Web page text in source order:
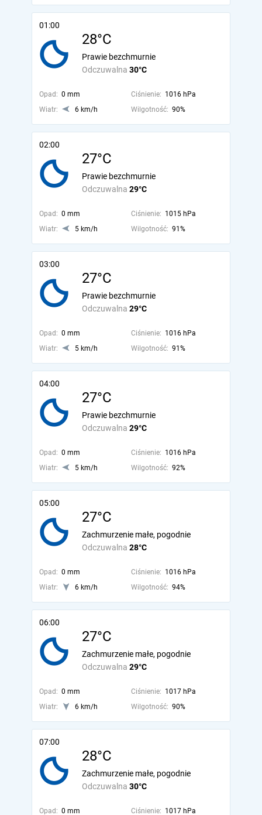
01:00
28°C
Odczuwalna 30°C
Prawie bezchmurnie
Opad: 0 mm Ciśnienie: 1016 hPa
Wiatr:
6 km/h Wilgotność: 90%
02:00
27°C
Odczuwalna 29°C
Prawie bezchmurnie
Opad: 0 mm Ciśnienie: 1015 hPa
Wiatr:
5 km/h Wilgotność: 91%
03:00
27°C
Odczuwalna 29°C
Prawie bezchmurnie
Opad: 0 mm Ciśnienie: 1016 hPa
Wiatr:
5 km/h Wilgotność: 91%
04:00
27°C
Odczuwalna 29°C
Prawie bezchmurnie
Opad: 0 mm Ciśnienie: 1016 hPa
Wiatr:
5 km/h Wilgotność: 92%
05:00
27°C
Odczuwalna 28°C
Zachmurzenie małe, pogodnie
Opad: 0 mm Ciśnienie: 1016 hPa
Wiatr:
6 km/h Wilgotność: 94%
06:00
27°C
Odczuwalna 29°C
Zachmurzenie małe, pogodnie
Opad: 0 mm Ciśnienie: 1017 hPa
Wiatr:
6 km/h Wilgotność: 90%
07:00
28°C
Odczuwalna 30°C
Zachmurzenie małe, pogodnie
Opad: 0 mm Ciśnienie: 1017 hPa